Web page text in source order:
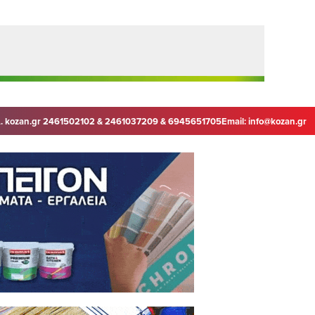
kozan.gr 2461502102 & 2461037209 & 6945651705Email:info@kozan.gr